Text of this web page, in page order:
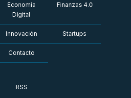
Economía
Digital
Finanzas 4.0
Innovación Startups
Contacto
RSS